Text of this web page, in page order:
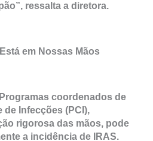
ressalta a diretora.
em Nossas Mãos
coordenados de
de Infecções (PCI),
rigorosa das mãos, pode
a incidência de IRAS.